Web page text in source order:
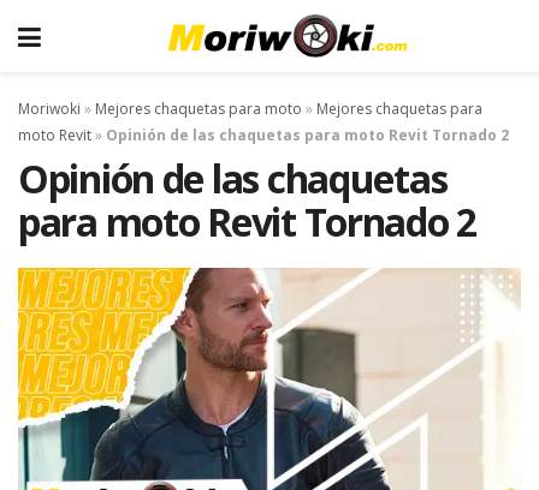
Moriwoki » Mejores chaquetas para moto » Mejores chaquetas para
moto Revit» Opinión de las chaquetas para moto Revit Tornado 2
Opinión de las chaquetas
para moto Revit Tornado 2